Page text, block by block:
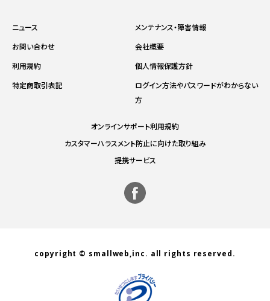
ニュース
メンテナンス・障害情報
お問い合わせ
会社概要
利用規約
個人情報保護方針
特定商取引表記
ログイン方法やパスワードがわからない
方
オンラインサポート利用規約
カスタマーハラスメント防止に向けた取り組み
提携サービス
copyright © smallweb,inc. all rights reserved.